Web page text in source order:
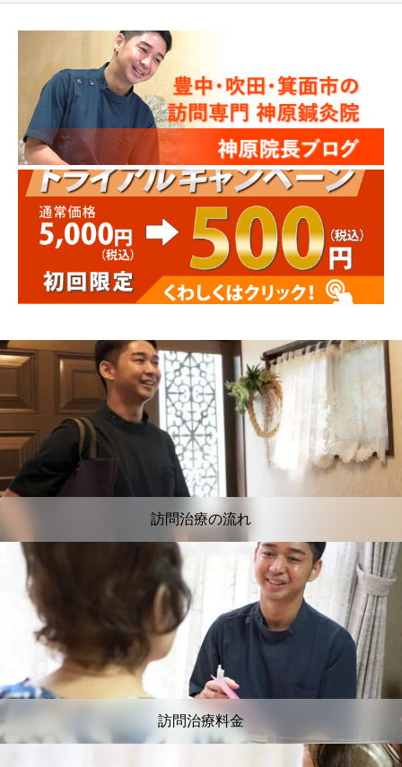
訪問治療の流れ
訪問治療料金